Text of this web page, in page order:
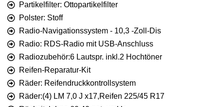
Partikelfilter: Ottopartikelfilter
Polster: Stoff
Radio-Navigationssystem - 10,3 -Zoll-Dis
Radio: RDS-Radio mit USB-Anschluss
Radiozubehör:6 Lautspr. inkl.2 Hochtöner
Reifen-Reparatur-Kit
Räder: Reifendruckkontrollsystem
Räder:(4) LM 7,0 J x17,Reifen 225/45 R17